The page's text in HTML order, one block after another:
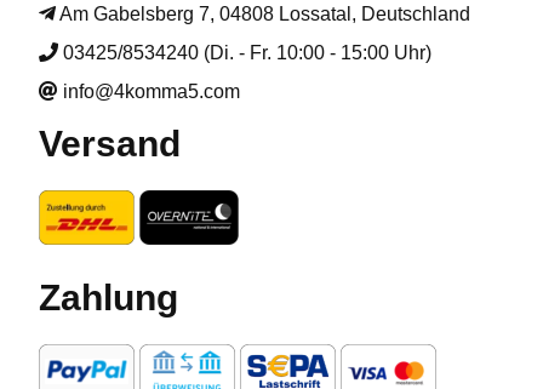
Am Gabelsberg 7, 04808 Lossatal, Deutschland
03425/8534240 (Di. - Fr. 10:00 - 15:00 Uhr)
info@4komma5.com
Versand
Zahlung